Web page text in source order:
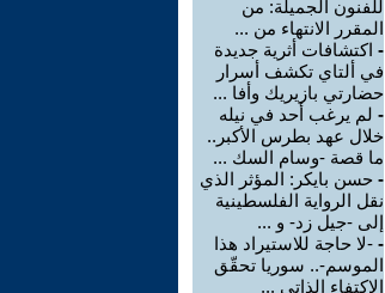
للفنون الجميلة: من
المقرر الانتهاء من ...
- اكتشافات أثرية جديدة
في ألتاي تكشف أسرار
حضارتي بازيريك وأفا ...
- لم يرغب أحد في نيله
خلال عهد بطرس الأكبر..
ما قصة -وسام السك ...
- حسن بايكر: المؤثر الذي
نقل الرواية الفلسطينية
إلى -جيل زد- و ...
- -لا حاجة للاستيراد هذا
الموسم-.. سوريا تحقّق
الاكتفاء الذاتي ...